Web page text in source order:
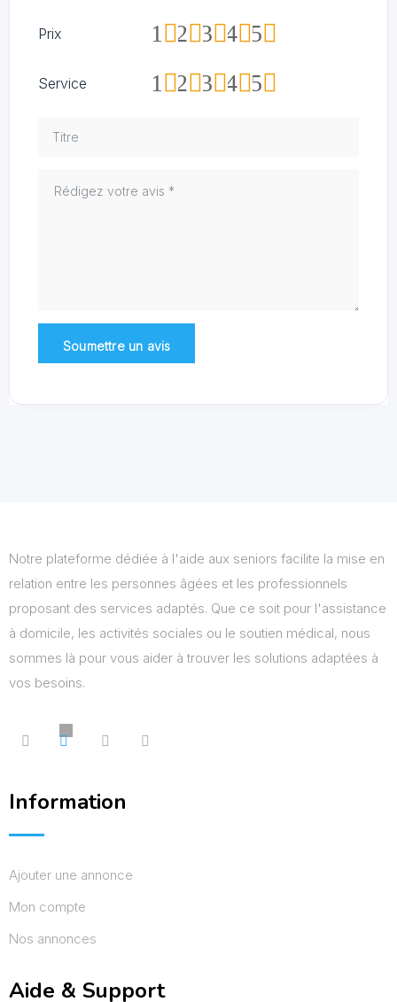
Prix 5
4
3
2
1
Service 5
4
3
2
1
Notre plateforme dédiée à l'aide aux seniors facilite la mise en
relation entre les personnes âgées et les professionnels
proposant des services adaptés. Que ce soit pour l'assistance
à domicile, les activités sociales ou le soutien médical, nous
sommes là pour vous aider à trouver les solutions adaptées à
vos besoins.
Information
Ajouter une annonce
Mon compte
Nos annonces
Aide & Support